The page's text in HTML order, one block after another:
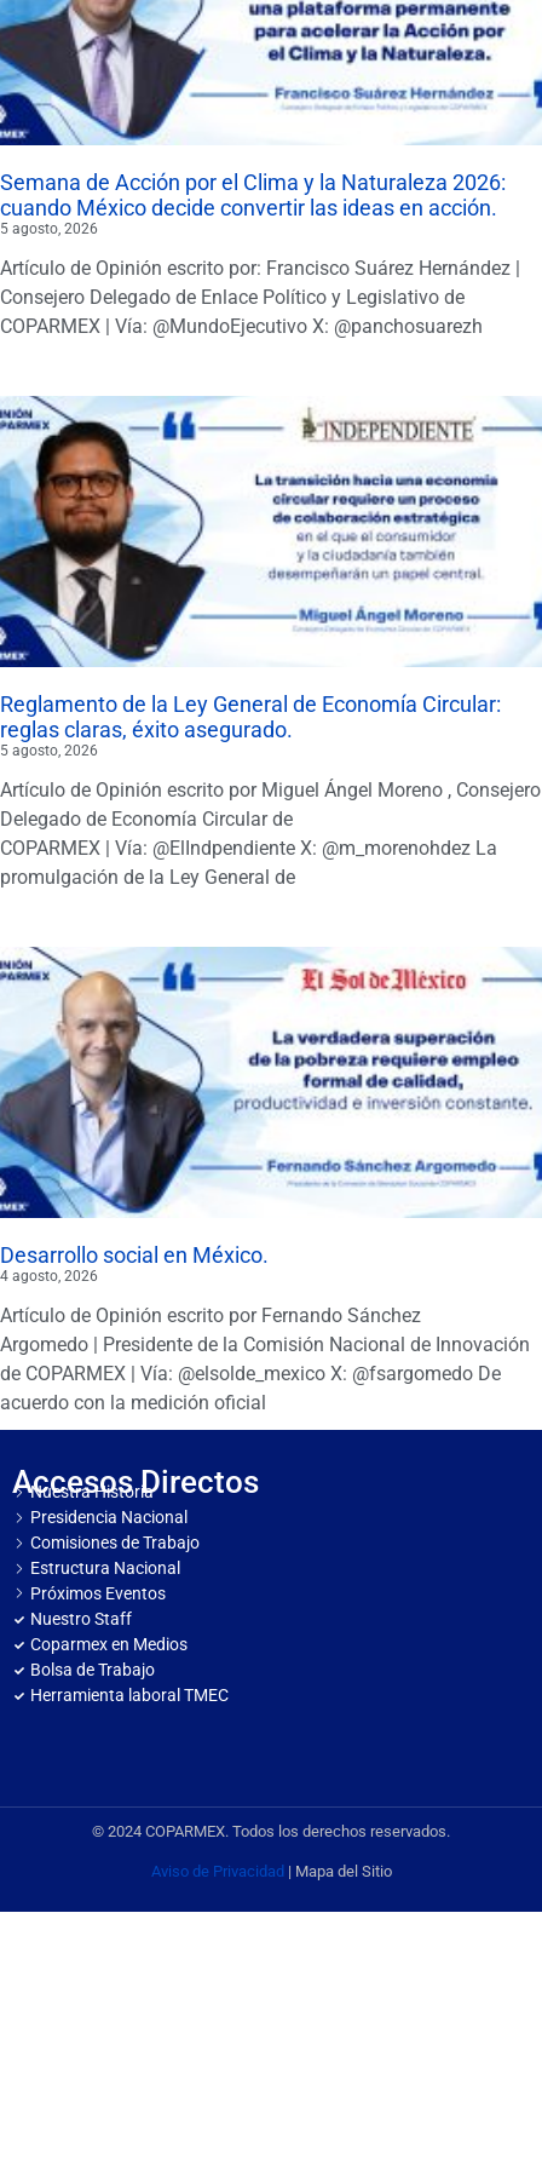
Semana de Acción por el Clima y la Naturaleza 2026:
cuando México decide convertir las ideas en acción.
5 agosto, 2026
Artículo de Opinión escrito por: Francisco Suárez Hernández |
Consejero Delegado de Enlace Político y Legislativo de
COPARMEX | Vía: @MundoEjecutivo X: @panchosuarezh
Reglamento de la Ley General de Economía Circular:
reglas claras, éxito asegurado.
5 agosto, 2026
Artículo de Opinión escrito por Miguel Ángel Moreno , Consejero
Delegado de Economía Circular de
COPARMEX | Vía: @ElIndpendiente X: @m_morenohdez La
promulgación de la Ley General de
Desarrollo social en México.
4 agosto, 2026
Artículo de Opinión escrito por Fernando Sánchez
Argomedo | Presidente de la Comisión Nacional de Innovación
de COPARMEX | Vía: @elsolde_mexico X: @fsargomedo De
acuerdo con la medición oficial
Accesos Directos
Nuestra Historia
Presidencia Nacional
Comisiones de Trabajo
Estructura Nacional
Próximos Eventos
Nuestro Staff
Coparmex en Medios
Bolsa de Trabajo
Herramienta laboral TMEC
© 2024 COPARMEX. Todos los derechos reservados.
Aviso de Privacidad | Mapa del Sitio